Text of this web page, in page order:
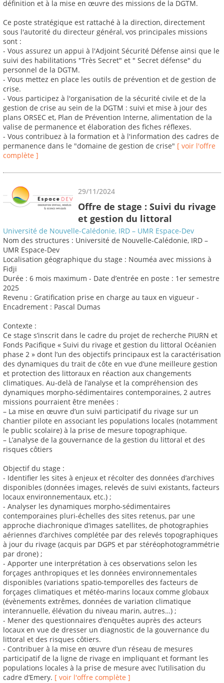
définition et à la mise en œuvre des missions de la DGTM.
Ce poste stratégique est rattaché à la direction, directement
sous l'autorité du directeur général, vos principales missions
sont :
- Vous assurez un appui à l'Adjoint Sécurité Défense ainsi que le
suivi des habilitations "Très Secret" et " Secret défense" du
personnel de la DGTM.
- Vous mettez en place les outils de prévention et de gestion de
crise.
- Vous participez à l'organisation de la sécurité civile et de la
gestion de crise au sein de la DGTM : suivi et mise à jour des
plans ORSEC et, Plan de Prévention Interne, alimentation de la
valise de permanence et élaboration des fiches réflexes.
- Vous contribuez à la formation et à l'information des cadres de
permanence dans le "domaine de gestion de crise" [ voir l'offre
complète ]
29/11/2024
Offre de stage : Suivi du rivage
et gestion du littoral
Université de Nouvelle-Calédonie, IRD – UMR Espace-Dev
Nom des structures : Université de Nouvelle-Calédonie, IRD –
UMR Espace-Dev
Localisation géographique du stage : Nouméa avec missions à
Fidji
Durée : 6 mois maximum - Date d’entrée en poste : 1er semestre
2025
Revenu : Gratification prise en charge au taux en vigueur -
Encadrement : Pascal Dumas
Contexte :
Ce stage s’inscrit dans le cadre du projet de recherche PIURN et
Fonds Pacifique « Suivi du rivage et gestion du littoral Océanien
phase 2 » dont l’un des objectifs principaux est la caractérisation
des dynamiques du trait de côte en vue d‘une meilleure gestion
et protection des littoraux en réaction aux changements
climatiques. Au-delà de l’analyse et la compréhension des
dynamiques morpho-sédimentaires contemporaines, 2 autres
missions pourraient être menées :
– La mise en œuvre d’un suivi participatif du rivage sur un
chantier pilote en associant les populations locales (notamment
le public scolaire) à la prise de mesure topographique.
– L’analyse de la gouvernance de la gestion du littoral et des
risques côtiers
Objectif du stage :
- Identifier les sites à enjeux et récolter des données d’archives
disponibles (données images, relevés de suivi existants, facteurs
locaux environnementaux, etc.) ;
- Analyser les dynamiques morpho-sédimentaires
contemporaines pluri-échelles des sites retenus, par une
approche diachronique d’images satellites, de photographies
aériennes d’archives complétée par des relevés topographiques
à jour du rivage (acquis par DGPS et par stéréophotogrammétrie
par drone) ;
- Apporter une interprétation à ces observations selon les
forçages anthropiques et les données environnementales
disponibles (variations spatio-temporelles des facteurs de
forçages climatiques et météo-marins locaux comme globaux
(évènements extrêmes, données de variation climatique
interannuelle, élévation du niveau marin, autres…) ;
- Mener des questionnaires d’enquêtes auprès des acteurs
locaux en vue de dresser un diagnostic de la gouvernance du
littoral et des risques côtiers.
- Contribuer à la mise en œuvre d’un réseau de mesures
participatif de la ligne de rivage en impliquant et formant les
populations locales à la prise de mesure avec l’utilisation du
cadre d’Emery. [ voir l'offre complète ]